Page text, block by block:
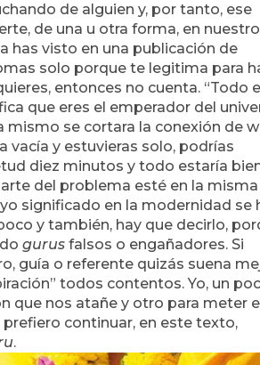
de alguien y, por tanto, ese
de una u otra forma, en nuestro
has visto en una publicación de
solo porque te legitima para
entonces no cuenta. “Todo
que eres el emperador del
mismo se cortara la conexión de
vacía y estuvieras solo, podrías
diez minutos y todo estaría
del problema esté en la misma
significado en la modernidad se
y también, hay que decirlo,
gurus falsos o engañadores. Si
guía o referente quizás suena
todos contentos. Yo, un
que nos atañe y otro para meter
prefiero continuar, en este texto,
.